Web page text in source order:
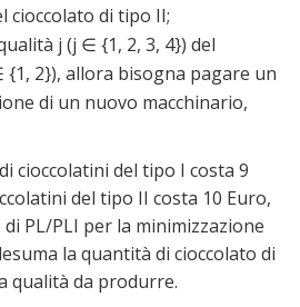
cioccolato di tipo II;
j (j ∈ {1, 2, 3, 4}) del
{1, 2}), allora bisogna pagare un
di un nuovo macchinario,
cioccolatini del tipo I costa 9
del tipo II costa 10 Euro,
PL/PLI per la minimizzazione
la quantità di cioccolato di
qualità da produrre.